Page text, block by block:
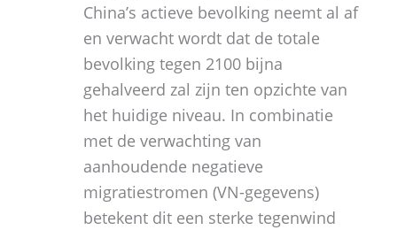
China’s actieve bevolking neemt al af
en verwacht wordt dat de totale
bevolking tegen 2100 bijna
gehalveerd zal zijn ten opzichte van
het huidige niveau. In combinatie
met de verwachting van
aanhoudende negatieve
migratiestromen (VN-gegevens)
betekent dit een sterke tegenwind